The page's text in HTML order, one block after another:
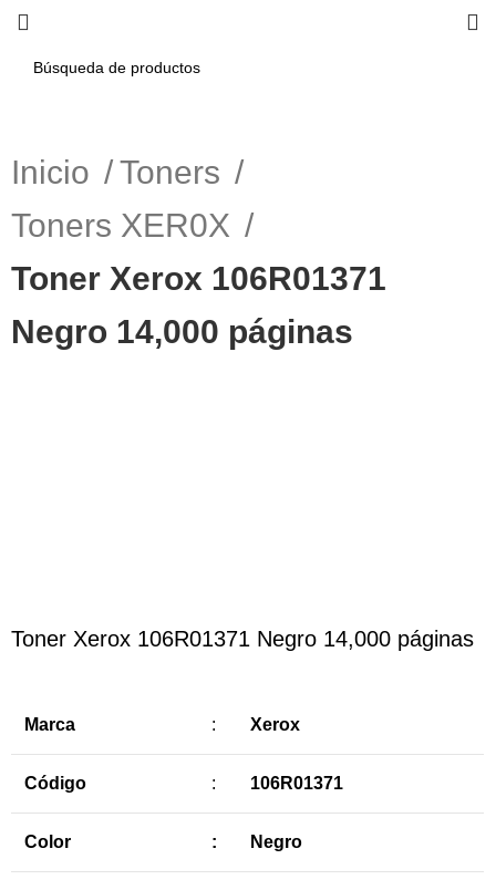
Inicio
Toners
Toners XER0X
Toner Xerox 106R01371
Negro 14,000 páginas
Toner Xerox 106R01371 Negro 14,000 páginas
Marca : Xerox
Código : 106R01371
Color : Negro